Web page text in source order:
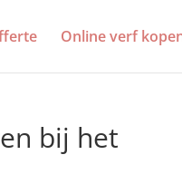
Online verf
bij het